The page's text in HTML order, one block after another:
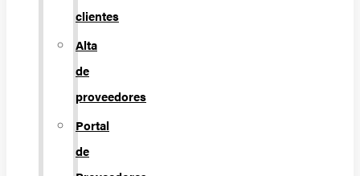
clientes
Alta
de
proveedores
Portal
de